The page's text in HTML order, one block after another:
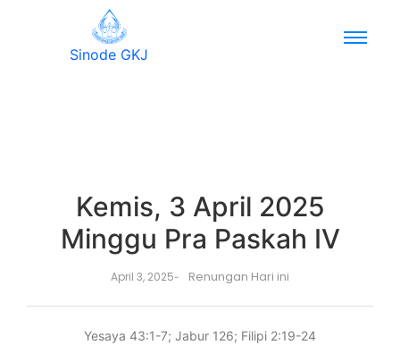
Sinode GKJ
Kemis, 3 April 2025
Minggu Pra Paskah IV
April 3, 2025- Renungan Hari ini
Yesaya 43:1-7; Jabur 126; Filipi 2:19-24